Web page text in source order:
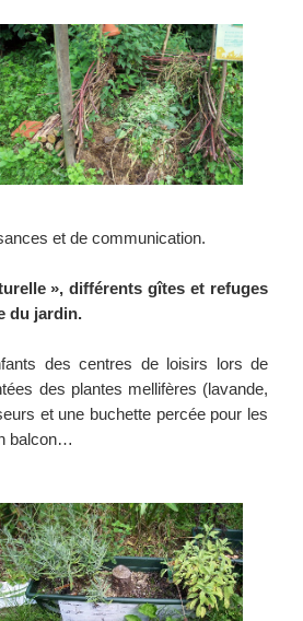
et de communication.
», différents gîtes et refuges
du jardin.
des centres de loisirs lors de
des plantes mellifères (lavande,
et une buchette percée pour les
balcon…